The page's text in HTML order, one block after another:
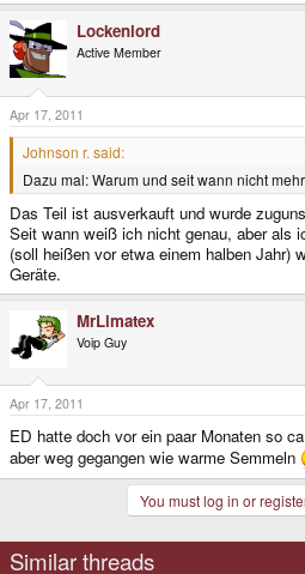
Lockenlord
Active Member
Apr 17, 2011
Johnson r. said:
Dazu mal: Warum und seit wann nicht
Das Teil ist ausverkauft und wurde
Seit wann weiß ich nicht genau, aber als
(soll heißen vor etwa einem halben Jahr)
Geräte.
MrLimatex
Voip Guy
Apr 17, 2011
ED hatte doch vor ein paar Monaten so
aber weg gegangen wie warme Semmeln
You must log in or
Similar threads